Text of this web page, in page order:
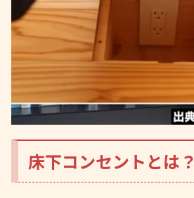
床下コンセントとは？